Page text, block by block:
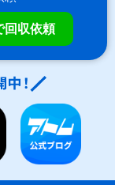
回収依頼